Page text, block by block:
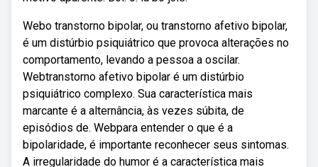
Webo transtorno bipolar, ou transtorno afetivo bipolar,
é um distúrbio psiquiátrico que provoca alterações no
comportamento, levando a pessoa a oscilar.
Webtranstorno afetivo bipolar é um distúrbio
psiquiátrico complexo. Sua característica mais
marcante é a alternância, às vezes súbita, de
episódios de. Webpara entender o que é a
bipolaridade, é importante reconhecer seus sintomas.
A irregularidade do humor é a característica mais